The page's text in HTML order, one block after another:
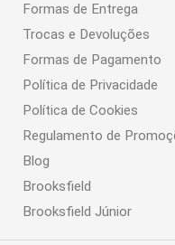
Formas de Entrega
Trocas e Devoluções
Formas de Pagamento
Política de Privacidade
Política de Cookies
Regulamento de
Blog
Brooksfield
Brooksfield Júnior